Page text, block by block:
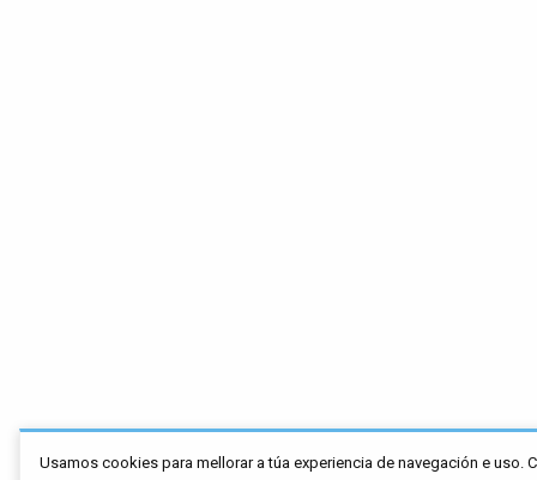
Usamos cookies para mellorar a túa experiencia de navegación e uso.